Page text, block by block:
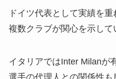
ドイツ代表として実績を重
複数クラブが関心を示して
イタリアではInter Milanが